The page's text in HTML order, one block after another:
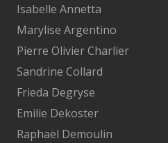
Isabelle Annetta
Marylise Argentino
Pierre Olivier Charlier
Sandrine Collard
Frieda Degryse
Emilie Dekoster
Raphaël Demoulin